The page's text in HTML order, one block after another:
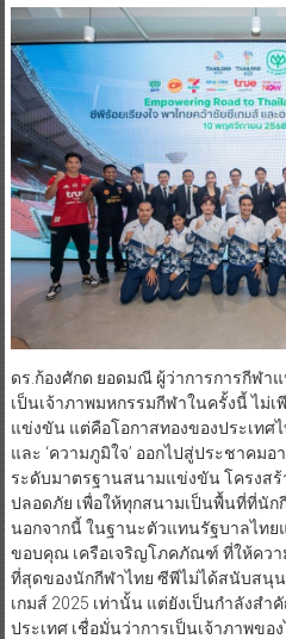
ดร.ก้องศักด ยอดมณี ผู้ว่าการการกีฬาแ
เป็นเจ้าภาพมหกรรมกีฬาในครั้งนี้ ไม่
แข่งขัน แต่คือโอกาสทองของประเทศไ
และ ‘ความภูมิใจ’ ออกไปสู่ประชาคม
ระดับมาตรฐานสนามแข่งขัน โครงส
ปลอดภัย เพื่อให้ทุกสนามเป็นพื้นที่ที่นัก
นอกจากนี้ ในฐานะตัวแทนรัฐบาลไท
ขอบคุณ เครือเจริญโภคภัณฑ์ ที่ให้คว
ที่สุดของนักกีฬาไทย ซีพีไม่ได้สนับสนุน
เกมส์ 2025 เท่านั้น แต่ยังเป็นกำลังส
ประเทศ เชื่อมั่นว่าการเป็นเจ้าภาพขอ